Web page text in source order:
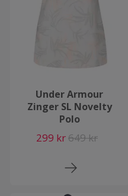
Under Armour
Zinger SL Novelty
Polo
299 kr649 kr